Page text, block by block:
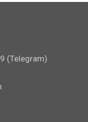
(Telegram)